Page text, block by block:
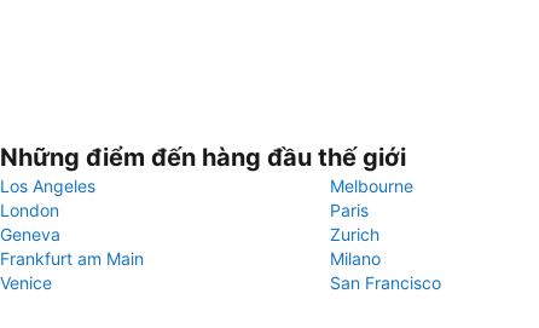
Những điểm đến hàng đầu thế giới
Los Angeles
Melbourne
London
Paris
Geneva
Zurich
Frankfurt am Main
Milano
Venice
San Francisco